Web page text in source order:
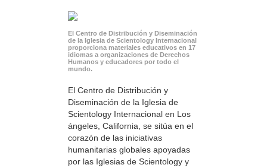
El Centro de Distribución y Diseminación
de la Iglesia de Scientology Internacional
proporciona materiales educativos en 17
idiomas a organizaciones de Derechos
Humanos y educadores por todo el
mundo.
El Centro de Distribución y
Diseminación de la Iglesia de
Scientology Internacional en Los
ángeles, California, se sitúa en el
corazón de las iniciativas
humanitarias globales apoyadas
por las Iglesias de Scientology y